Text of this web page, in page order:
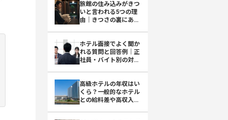
旅館の住み込みがきつ
いと言われる5つの理
由｜きつさの裏にある
ホテル面接でよく聞か
れる質問と回答例｜正
社員・バイト別の対策
高級ホテルの年収はい
くら？一般的なホテル
との給料差や高収入の